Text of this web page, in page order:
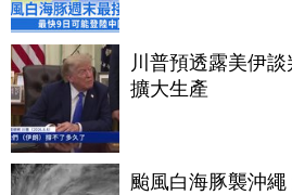
川普預透露美伊
擴大生產
颱風白海豚襲沖